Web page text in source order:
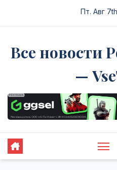
Пт. Авг
Все новости
—